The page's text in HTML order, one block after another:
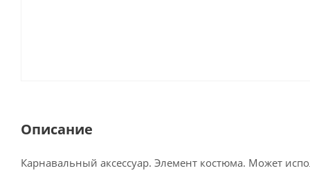
Описание
Карнавальный аксессуар. Элемент костюма. Может